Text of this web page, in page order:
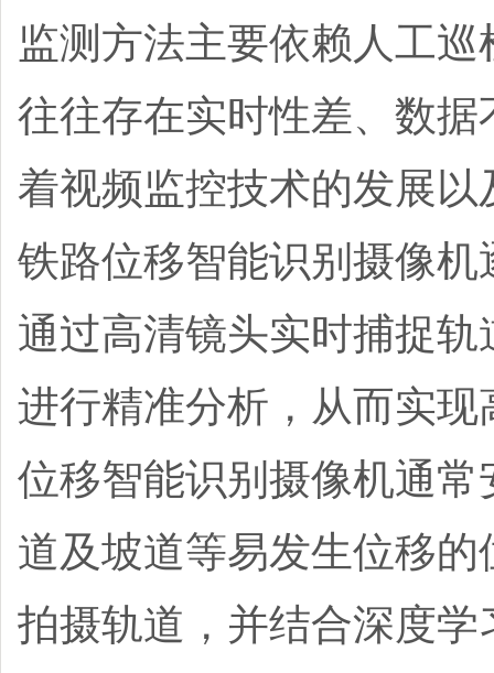
监测方法主要依赖人工
往往存在实时性差、数
着视频监控技术的发展
铁路位移智能识别摄像
通过高清镜头实时捕捉
进行精准分析，从而实
位移智能识别摄像机通
道及坡道等易发生位移
拍摄轨道，并结合深度